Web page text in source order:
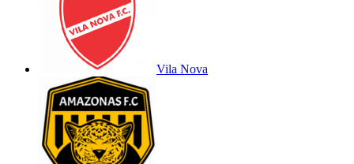
Vila Nova